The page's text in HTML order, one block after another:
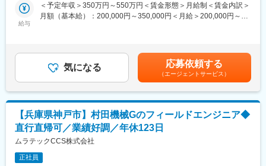
民間と公共施設が半々です。公共施設は福祉施設 扶桑庁舎など
の施工に関わっています
■組織体制
設計業務は社長が担っています。また施工管理士1名、現場の職人
は６名在籍しております。年齢層は20代、30代が中心となり、中
途入社者も在籍しています。
■入社後について
入社後は業務の全体を掴んでいただくために、現場に同行いただ
きます。
故障原因の究明及び再発予防対策の立案
■入社後の流れ：
まずは現在のスキルを確認し、習熟度に合わせて育成計画が変わ
大で4年ほどの育成期間を設けております。
■キャリアパス：
技術分野のスキルを習得し、フィールドエンジニアとしてキャリ
アアップを目指せます。拠点リーダーとして後輩育成にも携わ
り、リーダーシップを発揮できる環境です。
給与
＜予定年収＞350万円～550万円＜賃金形態＞月給制＜賃金内訳＞
月額（基本給）：200,000円～350,000円＜月給＞200,000円～
であり、選考を通じて上下する可能性があります。月給(月額)は固
定手当を含めた表記です。
気になる 応募依頼する
（エージェントサービス）
【兵庫県神戸市】村田機械Gのフィールドエンジニア◆
直行直帰可／業績好調／年休123日
ムラテックCCS株式会社
正社員